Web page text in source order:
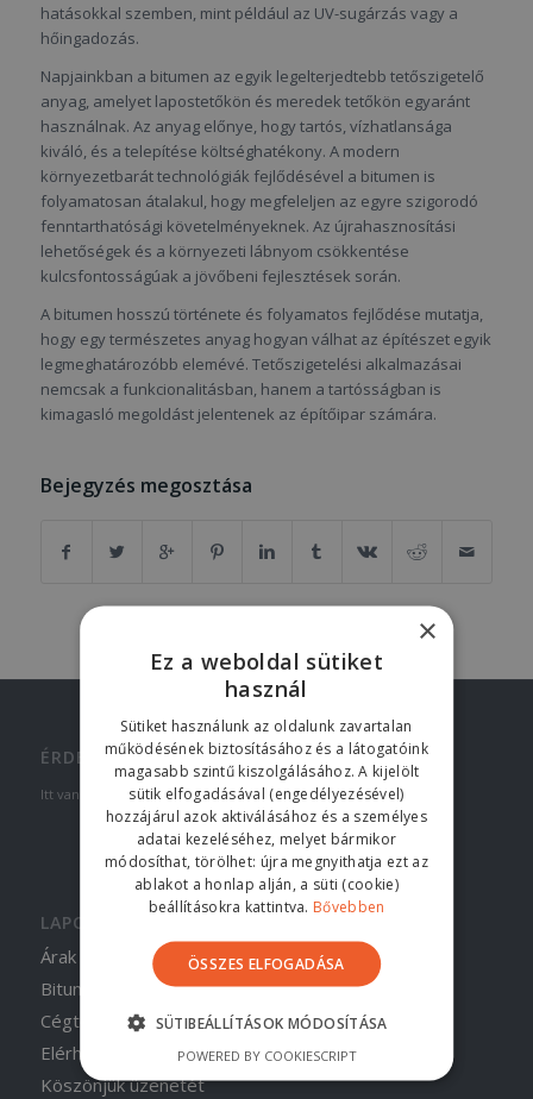
hatásokkal szemben, mint például az UV-sugárzás vagy a
hőingadozás.
Napjainkban a bitumen az egyik legelterjedtebb tetőszigetelő
anyag, amelyet lapostetőkön és meredek tetőkön egyaránt
használnak. Az anyag előnye, hogy tartós, vízhatlansága
kiváló, és a telepítése költséghatékony. A modern
környezetbarát technológiák fejlődésével a bitumen is
folyamatosan átalakul, hogy megfeleljen az egyre szigorodó
fenntarthatósági követelményeknek. Az újrahasznosítási
lehetőségek és a környezeti lábnyom csökkentése
kulcsfontosságúak a jövőbeni fejlesztések során.
A bitumen hosszú története és folyamatos fejlődése mutatja,
hogy egy természetes anyag hogyan válhat az építészet egyik
legmeghatározóbb elemévé. Tetőszigetelési alkalmazásai
nemcsak a funkcionalitásban, hanem a tartósságban is
kimagasló megoldást jelentenek az építőipar számára.
Bejegyzés megosztása
ÉRDEKES LINKEK
Itt van néhány érdekes link. Élvezze a böngészést :)
LAPOK
Árak
Bitumenes szigetelés előnyei
Cégtörténet
Elérhetőség
Köszönjük üzenetét
×
Ez a weboldal sütiket
használ
Sütiket használunk az oldalunk zavartalan
működésének biztosításához és a látogatóink
magasabb szintű kiszolgálásához. A kijelölt
sütik elfogadásával (engedélyezésével)
hozzájárul azok aktiválásához és a személyes
adatai kezeléséhez, melyet bármikor
módosíthat, törölhet: újra megnyithatja ezt az
ablakot a honlap alján, a süti (cookie)
beállításokra kattintva. Bővebben
ÖSSZES ELFOGADÁSA
SÜTIBEÁLLÍTÁSOK MÓDOSÍTÁSA
POWERED BY COOKIESCRIPT